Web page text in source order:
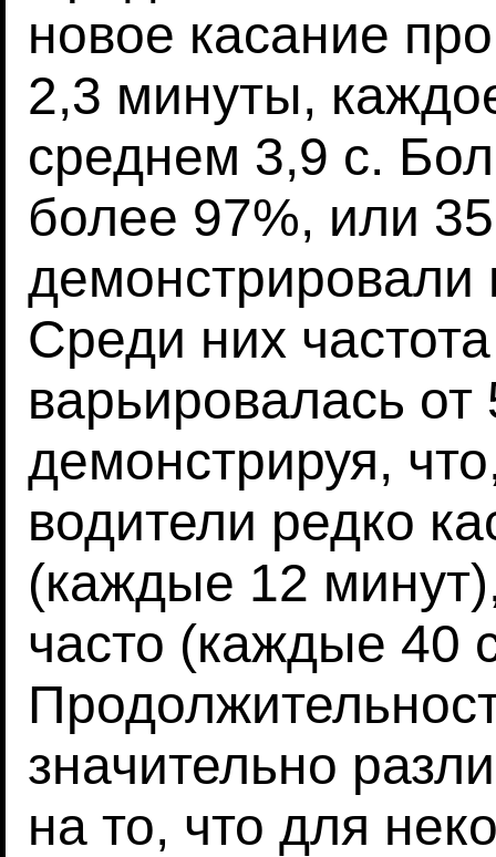
новое касание
2,3 минуты,
среднем 3,9 с.
более 97%, или
демонстрировали
Среди них
варьировалась
демонстрируя,
водители редко
(каждые 12
часто (каждые 40
значительно
на то, что для